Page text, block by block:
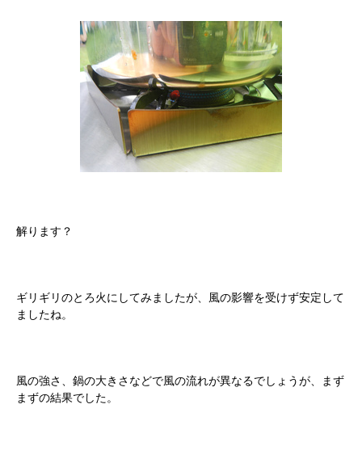
解ります？
ギリギリのとろ火にしてみましたが、風の影響を受けず安定して
ましたね。
風の強さ、鍋の大きさなどで風の流れが異なるでしょうが、まず
まずの結果でした。